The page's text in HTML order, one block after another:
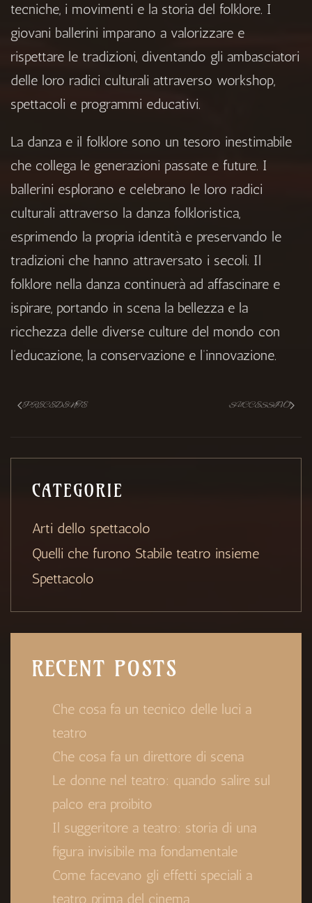
tecniche, i movimenti e la storia del folklore. I
giovani ballerini imparano a valorizzare e
rispettare le tradizioni, diventando gli ambasciatori
delle loro radici culturali attraverso workshop,
spettacoli e programmi educativi.
La danza e il folklore sono un tesoro inestimabile
che collega le generazioni passate e future. I
ballerini esplorano e celebrano le loro radici
culturali attraverso la danza folkloristica,
esprimendo la propria identità e preservando le
tradizioni che hanno attraversato i secoli. Il
folklore nella danza continuerà ad affascinare e
ispirare, portando in scena la bellezza e la
ricchezza delle diverse culture del mondo con
l’educazione, la conservazione e l’innovazione.
PRECEDENTE SUCCESSIVO
CATEGORIE
Arti dello spettacolo
Quelli che furono Stabile teatro insieme
Spettacolo
RECENT POSTS
Che cosa fa un tecnico delle luci a
teatro
Che cosa fa un direttore di scena
Le donne nel teatro: quando salire sul
palco era proibito
Il suggeritore a teatro: storia di una
figura invisibile ma fondamentale
Come facevano gli effetti speciali a
teatro prima del cinema